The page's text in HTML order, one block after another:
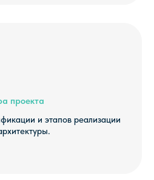
проекта
и этапов реализации